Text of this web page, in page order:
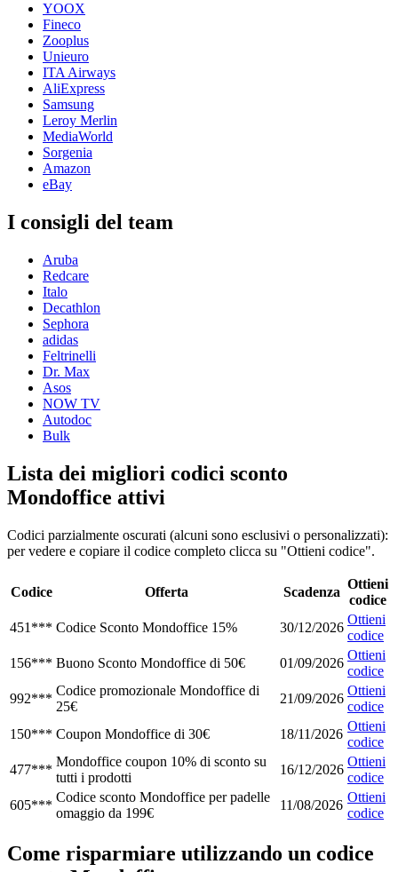
YOOX
Fineco
Zooplus
Unieuro
ITA Airways
AliExpress
Samsung
Leroy Merlin
MediaWorld
Sorgenia
Amazon
eBay
I consigli del team
Aruba
Redcare
Italo
Decathlon
Sephora
adidas
Feltrinelli
Dr. Max
Asos
NOW TV
Autodoc
Bulk
Lista dei migliori codici sconto
Mondoffice attivi
Codici parzialmente oscurati (alcuni sono esclusivi o personalizzati):
per vedere e copiare il codice completo clicca su "Ottieni codice".
Codice Offerta Scadenza
Ottieni
codice
451*** Codice Sconto Mondoffice 15% 30/12/2026
Ottieni
codice
156*** Buono Sconto Mondoffice di 50€ 01/09/2026
Ottieni
codice
992***
Codice promozionale Mondoffice di
25€
21/09/2026
Ottieni
codice
150*** Coupon Mondoffice di 30€ 18/11/2026
Ottieni
codice
477***
Mondoffice coupon 10% di sconto su
tutti i prodotti
16/12/2026
Ottieni
codice
605***
Codice sconto Mondoffice per padelle
omaggio da 199€
11/08/2026
Ottieni
codice
Come risparmiare utilizzando un codice